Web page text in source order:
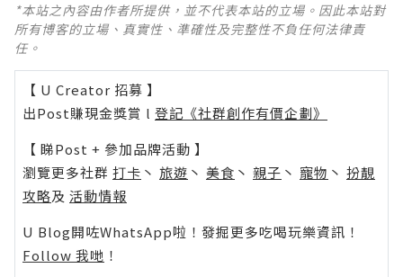
*本站之內容由作者所提供，並不代表本站的立場。因此本站對
所有博客的立場、真實性、準確性及完整性不負任何法律責
任。
【 U Creator 招募 】
出Post賺現金獎賞 l 登記《社群創作有價企劃》
【 睇Post + 參加品牌活動 】
瀏覽更多社群 打卡 丶 旅遊 丶 美食 丶 親子 丶 寵物 丶 扮靚
攻略及 活動情報
U Blog開咗WhatsApp啦！發掘更多吃喝玩樂資訊！
Follow 我哋 ！